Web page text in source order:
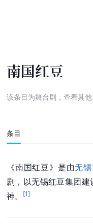
南国红豆
该条目为舞台剧 ， 查看其
条目
《南国红豆》是由无
剧，以无锡红豆集团
神。
[1]